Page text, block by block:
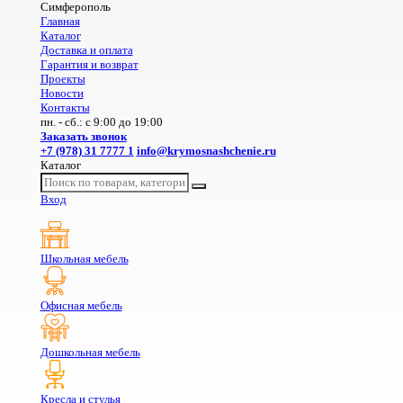
Симферополь
Главная
Каталог
Доставка и оплата
Гарантия и возврат
Проекты
Новости
Контакты
пн. - сб.: с 9:00 до 19:00
Заказать звонок
+7 (978) 31 7777 1 info@krymosnashchenie.ru
Каталог
Вход
Школьная мебель
Офисная мебель
Дошкольная мебель
Кресла и стулья